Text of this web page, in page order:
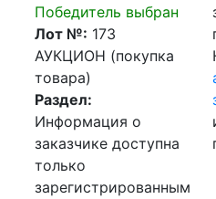
Победитель выбран
Лот №: 173
АУКЦИОН (покупка
товара)
Раздел:
Информация о
заказчике доступна
только
зарегистрированным